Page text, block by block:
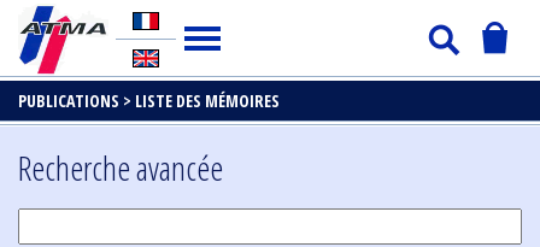
PUBLICATIONS > LISTE DES MÉMOIRES
Recherche avancée